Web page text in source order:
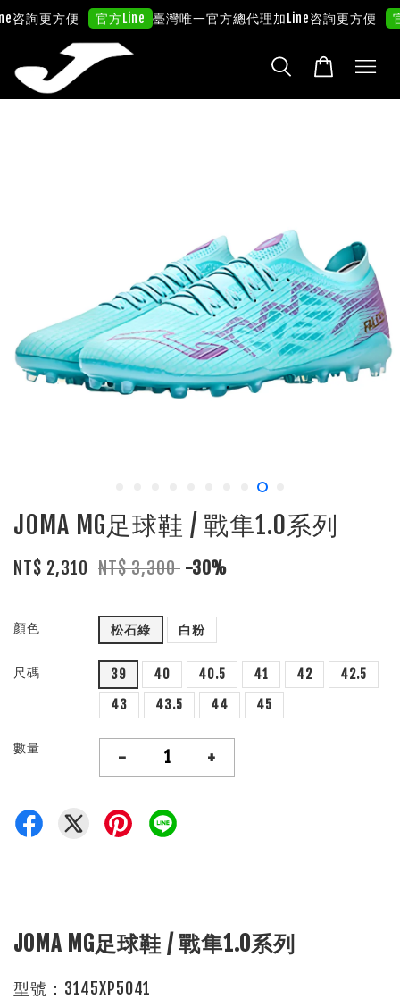
方便 官方Line 臺灣唯一官方總代理加Line咨詢更方便 官方
JOMA MG足球鞋 / 戰隼1.0系列
NT$ 2,310 NT$ 3,300 -30%
顏色 松石綠 白粉
尺碼 39 40 40.5 41 42
42.5
43
43.5 44 45
數量 - +
JOMA MG足球鞋 / 戰隼1.0系列
型號：3145XP5041